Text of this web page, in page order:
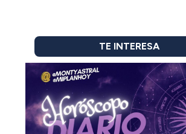
TE INTERESA